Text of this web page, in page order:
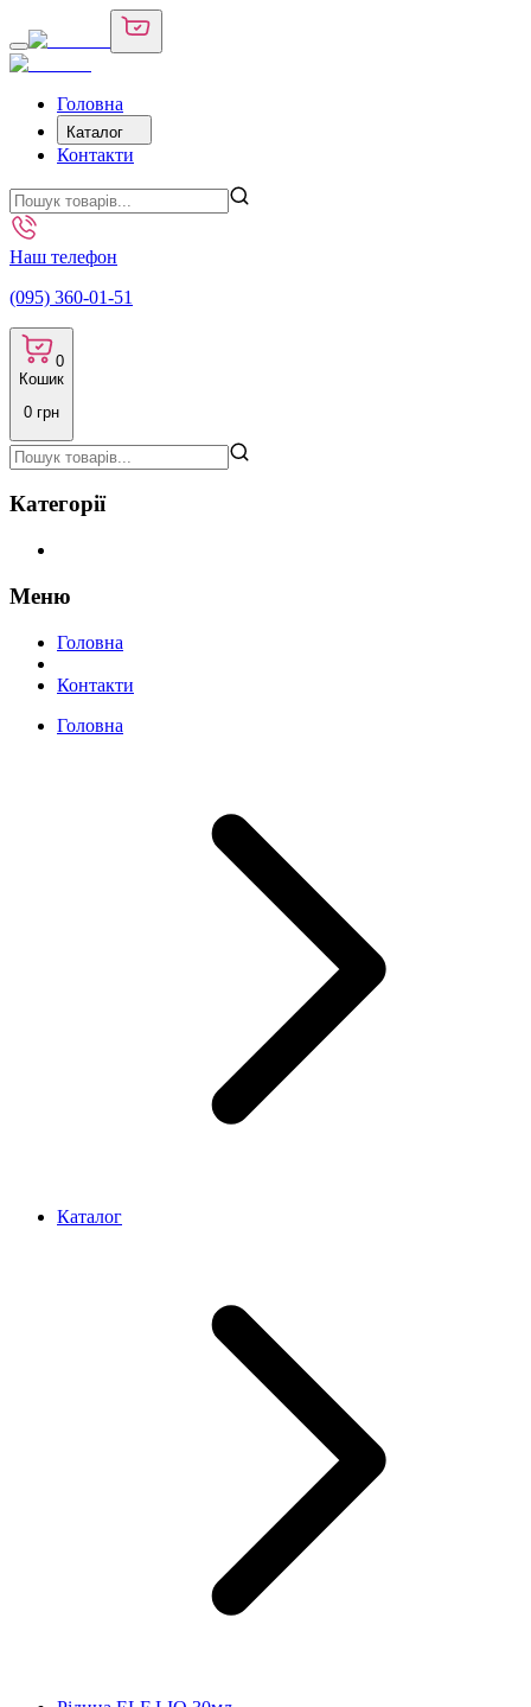
Головна
Каталог
Контакти
Наш телефон
(095) 360-01-51
0
Кошик
0 грн
Категорії
Меню
Головна
Контакти
Головна
Каталог